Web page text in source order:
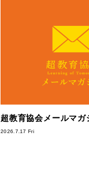
超教育協会メールマ
2026.7.17 Fri